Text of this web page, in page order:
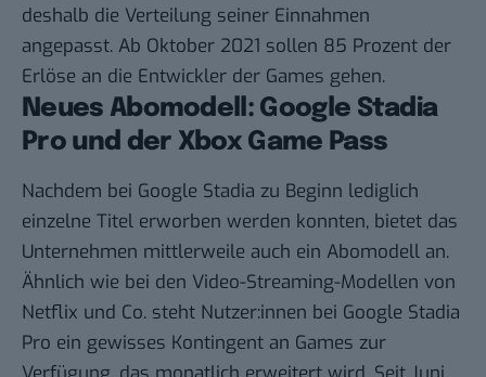
deshalb die Verteilung seiner Einnahmen
angepasst. Ab Oktober 2021 sollen 85 Prozent der
Erlöse an die Entwickler der Games gehen.
Neues Abomodell: Google Stadia
Pro und der Xbox Game Pass
Nachdem bei Google Stadia zu Beginn lediglich
einzelne Titel erworben werden konnten, bietet das
Unternehmen mittlerweile auch ein Abomodell an.
Ähnlich wie bei den Video-Streaming-Modellen von
Netflix und Co. steht Nutzer:innen bei Google Stadia
Pro ein gewisses Kontingent an Games zur